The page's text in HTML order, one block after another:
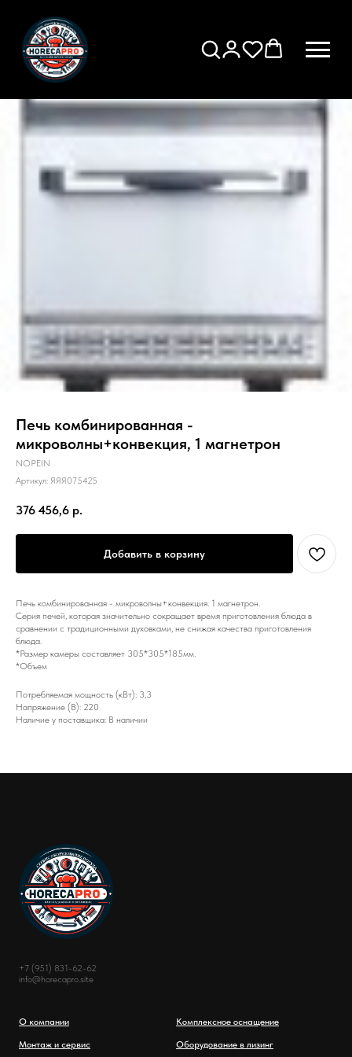
Печь комбинированная -
микроволны+конвекция, 1 магнетрон
NOPEIN
Артикул: ЯЯЯ075425
376 456,6 р.
Добавить в корзину
Печь комбинированная - микроволны+конвекция. 1 магнетрон.
Серия печей, которая значительно сокращает время приготовления блюда в
сравнении с традиционными духовками, не снижая качества приготовления
блюда.
*Размер камеры составляет 305*305*185мм.
*Объем
Потребляемая мощность (кВт): 3,3
Напряжение (В): 220
Наличие у поставщика: В наличии
+7 (951) 831-62-62
info@horecapro.site
О компании
Монтаж и сервис
Комплексное оснащение
Оборудование в лизинг